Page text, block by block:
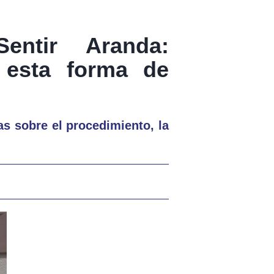
Aranda:
forma de
sobre el procedimiento, la